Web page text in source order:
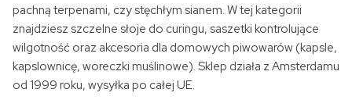
pachną terpenami, czy stęchłym sianem. W tej kategorii
znajdziesz szczelne słoje do curingu, saszetki kontrolujące
wilgotność oraz akcesoria dla domowych piwowarów (kapsle,
kapslownicę, woreczki muślinowe). Sklep działa z Amsterdamu
od 1999 roku, wysyłka po całej UE.